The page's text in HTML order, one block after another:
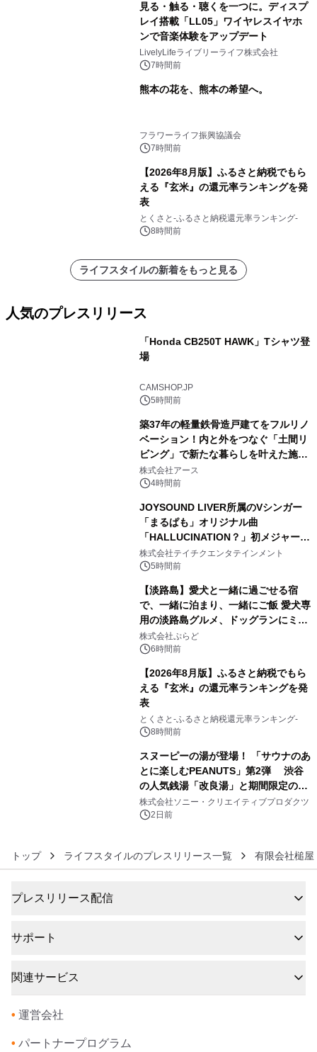
見る・触る・聴くを一つに。ディスプ
レイ搭載「LL05」ワイヤレスイヤホ
ンで音楽体験をアップデート
LivelyLifeライブリーライフ株式会社
7時間前
熊本の花を、熊本の希望へ。
フラワーライフ振興協議会
7時間前
【2026年8月版】ふるさと納税でもら
える『玄米』の還元率ランキングを発
表
とくさと-ふるさと納税還元率ランキング-
8時間前
ライフスタイルの新着をもっと見る
人気のプレスリリース
「Honda CB250T HAWK」Tシャツ登
場
CAMSHOP.JP
5時間前
築37年の軽量鉄骨造戸建てをフルリノ
ベーション！内と外をつなぐ「土間リ
ビング」で新たな暮らしを叶えた施工
事例を株式会社アースが公開
株式会社アース
4時間前
JOYSOUND LIVER所属のVシンガー
「まるぱも」オリジナル曲
「HALLUCINATION？」初メジャー配
信リリース決定！
株式会社テイチクエンタテインメント
5時間前
【淡路島】愛犬と一緒に過ごせる宿
で、一緒に泊まり、一緒にご飯 愛犬専
用の淡路島グルメ、ドッグランにミニ
プール グランピングとトレーラーハウ
スの2施設で
株式会社ぷらど
6時間前
【2026年8月版】ふるさと納税でもら
える『玄米』の還元率ランキングを発
表
とくさと-ふるさと納税還元率ランキング-
8時間前
スヌーピーの湯が登場！ 「サウナのあ
とに楽しむPEANUTS」第2弾 渋谷
の人気銭湯「改良湯」と期間限定のコ
ラボレーション サウナイキタイコラ
ボグッズも発売決定！
株式会社ソニー・クリエイティブプロダクツ
2日前
トップ ライフスタイルのプレスリリース一覧 有限会社槌屋
プレスリリース配信
サポート
関連サービス
• 運営会社
• パートナープログラム